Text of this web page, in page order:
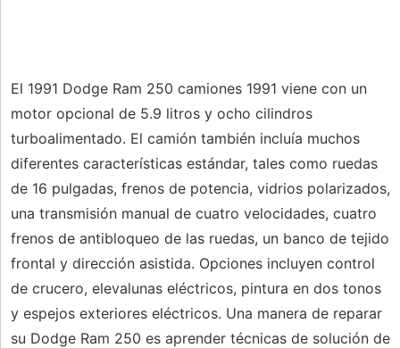
El 1991 Dodge Ram 250 camiones 1991 viene con un
motor opcional de 5.9 litros y ocho cilindros
turboalimentado. El camión también incluía muchos
diferentes características estándar, tales como ruedas
de 16 pulgadas, frenos de potencia, vidrios polarizados,
una transmisión manual de cuatro velocidades, cuatro
frenos de antibloqueo de las ruedas, un banco de tejido
frontal y dirección asistida. Opciones incluyen control
de crucero, elevalunas eléctricos, pintura en dos tonos
y espejos exteriores eléctricos. Una manera de reparar
su Dodge Ram 250 es aprender técnicas de solución de